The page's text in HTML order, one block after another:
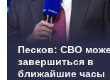
Песков: СВО
завершиться в
ближайшие часы